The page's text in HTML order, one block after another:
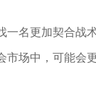
名更加契合
场中，可能